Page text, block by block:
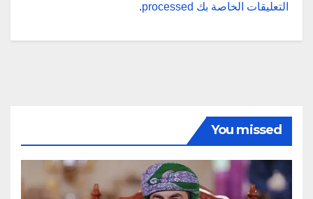
التعليقات الخاصة بك processed
.
You missed